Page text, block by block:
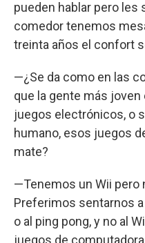
pueden hablar pero les
comedor tenemos
treinta años el confort
—¿Se da como en las
que la gente más
juegos electrónicos, o
humano, esos juegos
mate?
—Tenemos un Wii pero
Preferimos sentarnos
o al ping pong, y no al
juegos de